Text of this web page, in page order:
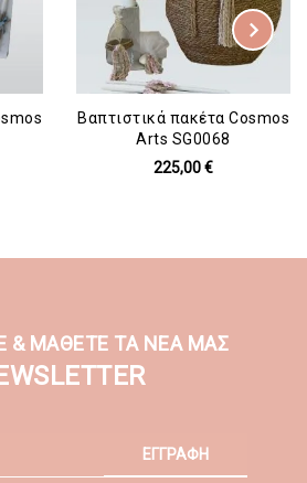
Βαπτιστικά πακέτα Cosmos
Arts SG0068
225,00 €
& ΜΑΘΕΤΕ ΤΑ ΝΕΑ ΜΑΣ
ΕΓΓΡΑΦΗ